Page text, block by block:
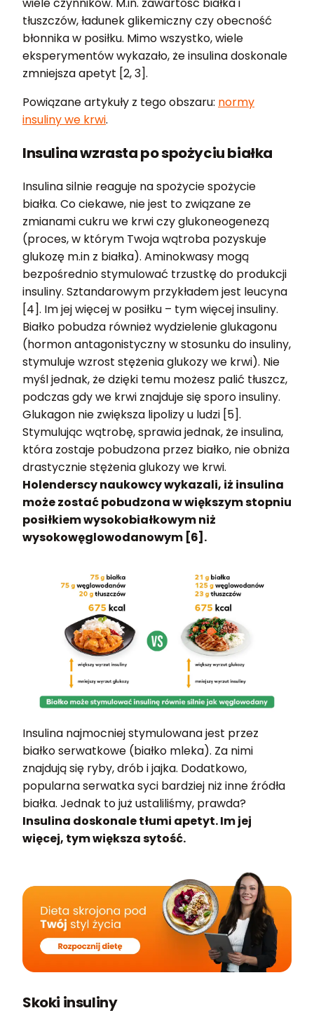
tłuszczów, ładunek glikemiczny czy obecność
błonnika w posiłku. Mimo wszystko, wiele
eksperymentów wykazało, że insulina doskonale
zmniejsza apetyt [2, 3].
Powiązane artykuły z tego obszaru: normy
insuliny we krwi.
Insulina wzrasta po spożyciu białka
Insulina silnie reaguje na spożycie spożycie
białka. Co ciekawe, nie jest to związane ze
zmianami cukru we krwi czy glukoneogenezą
(proces, w którym Twoja wątroba pozyskuje
glukozę m.in z białka). Aminokwasy mogą
bezpośrednio stymulować trzustkę do produkcji
insuliny. Sztandarowym przykładem jest leucyna
[4]. Im jej więcej w posiłku – tym więcej insuliny.
Białko pobudza również wydzielenie glukagonu
(hormon antagonistyczny w stosunku do insuliny,
stymuluje wzrost stężenia glukozy we krwi). Nie
myśl jednak, że dzięki temu możesz palić tłuszcz,
podczas gdy we krwi znajduje się sporo insuliny.
Glukagon nie zwiększa lipolizy u ludzi [5].
Stymulując wątrobę, sprawia jednak, że insulina,
która zostaje pobudzona przez białko, nie obniża
drastycznie stężenia glukozy we krwi.
Holenderscy naukowcy wykazali, iż insulina
może zostać pobudzona w większym stopniu
posiłkiem wysokobiałkowym niż
wysokowęglowodanowym [6].
Insulina najmocniej stymulowana jest przez
białko serwatkowe (białko mleka). Za nimi
znajdują się ryby, drób i jajka. Dodatkowo,
popularna serwatka syci bardziej niż inne źródła
białka. Jednak to już ustaliliśmy, prawda?
Insulina doskonale tłumi apetyt. Im jej
więcej, tym większa sytość.
Skoki insuliny